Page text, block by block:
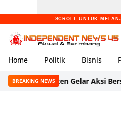
SCROLL UNTUK
Home Politik Bisnis
BREAKING NEWS
Banten Gelar Aksi Bersih